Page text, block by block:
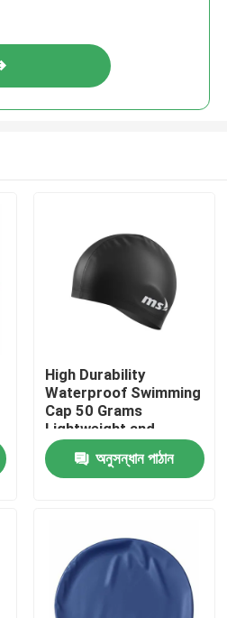
High Durability
Waterproof Swimming
Cap 50 Grams
Lightweight and
Durable Design
Ensures Long Lasting
Comfortable Fit for
অনুসন্ধান পাঠান